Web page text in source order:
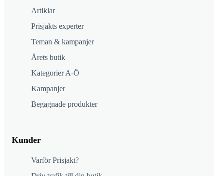
Artiklar
Prisjakts experter
Teman & kampanjer
Årets butik
Kategorier A-Ö
Kampanjer
Begagnade produkter
Kunder
Varför Prisjakt?